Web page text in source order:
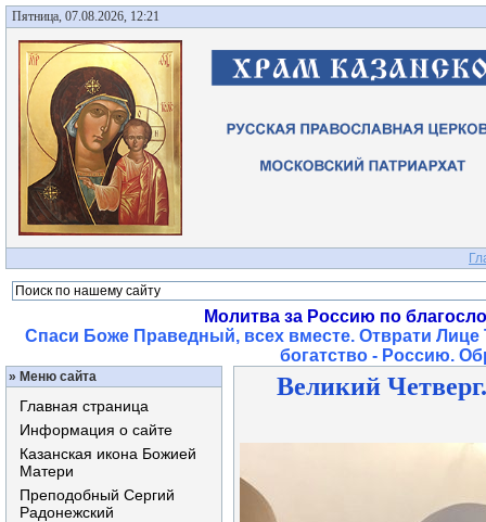
Пятница, 07.08.2026, 12:21
Молитва за Россию по
Спаси Боже Праведный, всех вместе. Отврати
богатство - Россию.
» Меню сайта
Главная страница
Информация о сайте
Казанская икона Божией
Матери
Преподобный Сергий
Радонежский
Великий